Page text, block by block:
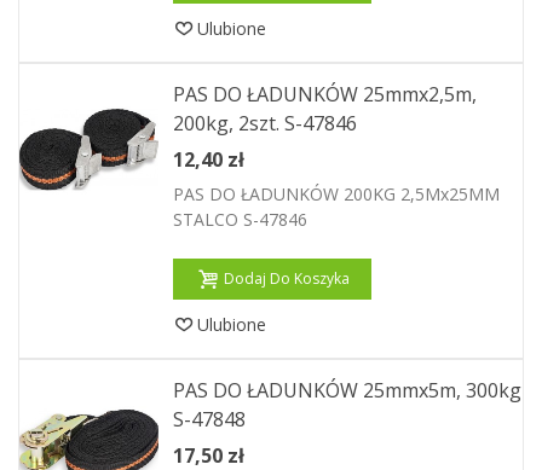
Ulubione
PAS DO ŁADUNKÓW 25mmx2,5m,
200kg, 2szt. S-47846
12,40 zł
PAS DO ŁADUNKÓW 200KG 2,5Mx25MM
STALCO S-47846
Dodaj Do Koszyka
Ulubione
PAS DO ŁADUNKÓW 25mmx5m, 300kg
S-47848
17,50 zł